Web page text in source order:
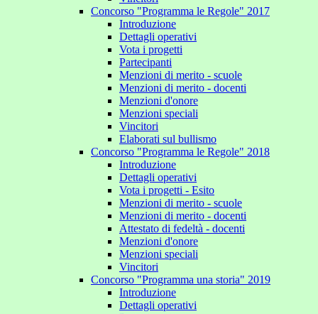
Concorso "Programma le Regole" 2017
Introduzione
Dettagli operativi
Vota i progetti
Partecipanti
Menzioni di merito - scuole
Menzioni di merito - docenti
Menzioni d'onore
Menzioni speciali
Vincitori
Elaborati sul bullismo
Concorso "Programma le Regole" 2018
Introduzione
Dettagli operativi
Vota i progetti - Esito
Menzioni di merito - scuole
Menzioni di merito - docenti
Attestato di fedeltà - docenti
Menzioni d'onore
Menzioni speciali
Vincitori
Concorso "Programma una storia" 2019
Introduzione
Dettagli operativi